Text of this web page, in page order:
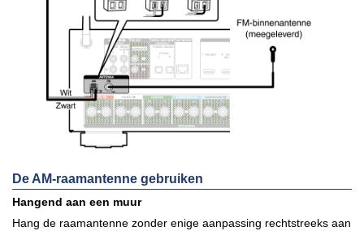
De AM-raamantenne gebruiken
Hangend aan een muur
Hang de raamantenne zonder enige aanpassing rechtstreeks aan